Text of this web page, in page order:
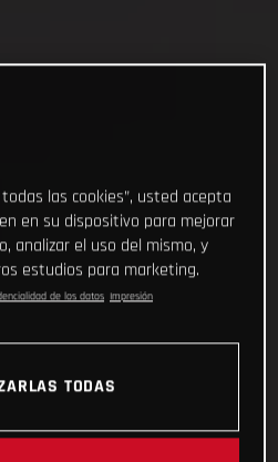
las cookies”, usted acepta
en su dispositivo para mejorar
analizar el uso del mismo, y
estudios para marketing.
de los datos Impresión
TODAS